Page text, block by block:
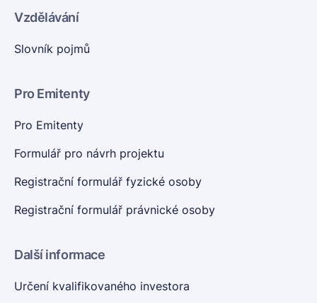
Vzdělávání
Slovník pojmů
Pro Emitenty
Pro Emitenty
Formulář pro návrh projektu
Registrační formulář fyzické osoby
Registrační formulář právnické osoby
Další informace
Určení kvalifikovaného investora